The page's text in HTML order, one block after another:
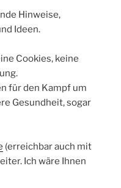
Hinweise,
Ideen.
Cookies, keine
für den Kampf um
Gesundheit, sogar
(erreichbar auch mit
Ich wäre Ihnen